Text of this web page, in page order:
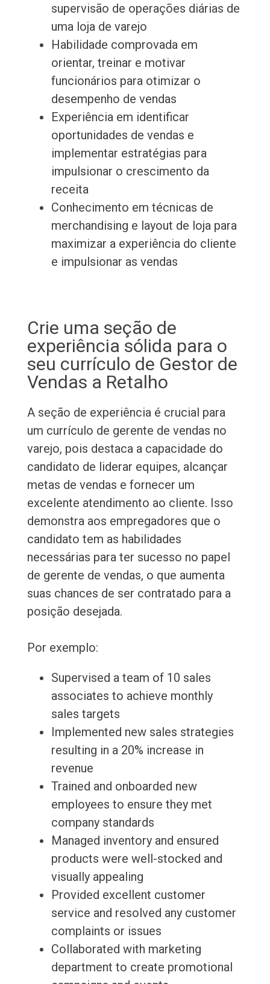
supervisão de operações diárias de
uma loja de varejo
Habilidade comprovada em
orientar, treinar e motivar
funcionários para otimizar o
desempenho de vendas
Experiência em identificar
oportunidades de vendas e
implementar estratégias para
impulsionar o crescimento da
receita
Conhecimento em técnicas de
merchandising e layout de loja para
maximizar a experiência do cliente
e impulsionar as vendas
Crie uma seção de
experiência sólida para o
seu currículo de Gestor de
Vendas a Retalho
A seção de experiência é crucial para
um currículo de gerente de vendas no
varejo, pois destaca a capacidade do
candidato de liderar equipes, alcançar
metas de vendas e fornecer um
excelente atendimento ao cliente. Isso
demonstra aos empregadores que o
candidato tem as habilidades
necessárias para ter sucesso no papel
de gerente de vendas, o que aumenta
suas chances de ser contratado para a
posição desejada.
Por exemplo:
Supervised a team of 10 sales
associates to achieve monthly
sales targets
Implemented new sales strategies
resulting in a 20% increase in
revenue
Trained and onboarded new
employees to ensure they met
company standards
Managed inventory and ensured
products were well-stocked and
visually appealing
Provided excellent customer
service and resolved any customer
complaints or issues
Collaborated with marketing
department to create promotional